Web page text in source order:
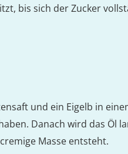
bis sich der Zucker
und ein Eigelb in
Danach wird das Öl
Masse entsteht.